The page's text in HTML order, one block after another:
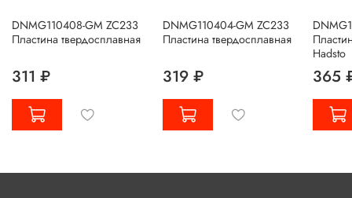
DNMG110408-GM ZC233
Пластина твердосплавная
311 ₽
DNMG110404-GM ZC233
Пластина твердосплавная
319 ₽
Hadsto
365